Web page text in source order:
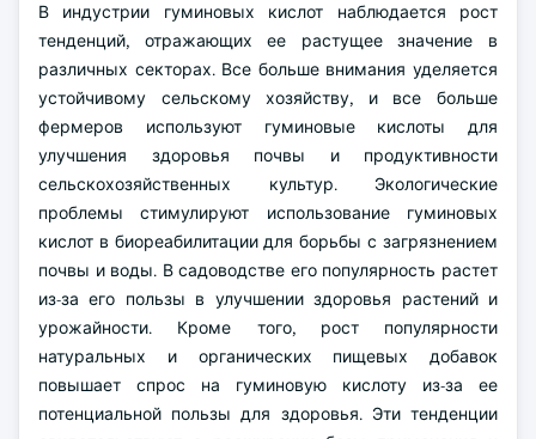
В индустрии гуминовых кислот наблюдается рост
тенденций, отражающих ее растущее значение в
различных секторах. Все больше внимания уделяется
устойчивому сельскому хозяйству, и все больше
фермеров используют гуминовые кислоты для
улучшения здоровья почвы и продуктивности
сельскохозяйственных культур. Экологические
проблемы стимулируют использование гуминовых
кислот в биореабилитации для борьбы с загрязнением
почвы и воды. В садоводстве его популярность растет
из-за его пользы в улучшении здоровья растений и
урожайности. Кроме того, рост популярности
натуральных и органических пищевых добавок
повышает спрос на гуминовую кислоту из-за ее
потенциальной пользы для здоровья. Эти тенденции